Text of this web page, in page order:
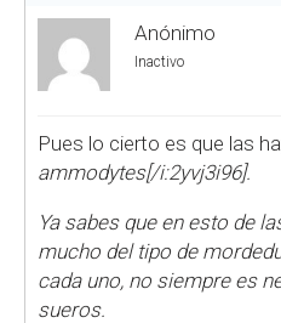
Anónimo
Inactivo
Pues lo cierto es que las
ammodytes[/i:2yvj3i96].
Ya sabes que en esto de
mucho del tipo de
cada uno, no siempre es
sueros.